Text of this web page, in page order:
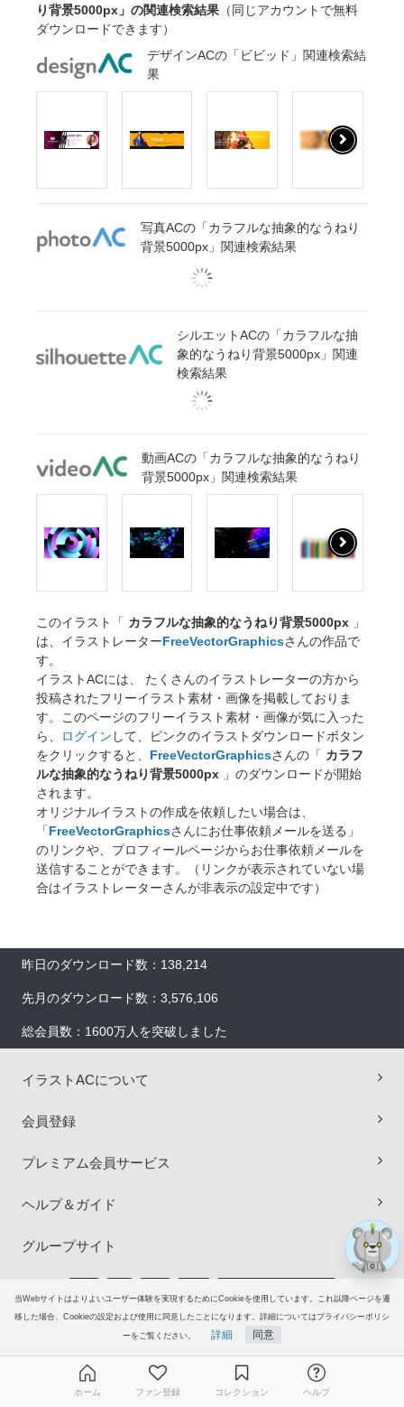
当Webサイトはよりよいユーザー体験を実現するためにCookieを使用しています。これ以降ページを遷
移した場合、Cookieの設定および使用に同意したことになります。詳細についてはプライバシーポリシ
ーをご覧ください。 詳細 同意
り背景5000px」の関連検索結果 （同じアカウントで無料
ダウンロードできます）
デザインACの「ビビッド」関連検索結
果
写真ACの「カラフルな抽象的なうねり
背景5000px」関連検索結果
シルエットACの「カラフルな抽
象的なうねり背景5000px」関連
検索結果
動画ACの「カラフルな抽象的なうねり
背景5000px」関連検索結果
このイラスト「 カラフルな抽象的なうねり背景5000px 」
は、イラストレーターFreeVectorGraphicsさんの作品で
す。
イラストACには、 たくさんのイラストレーターの方から
投稿されたフリーイラスト素材・画像を掲載しておりま
す。このページのフリーイラスト素材・画像が気に入った
ら、
ログイン して、ピンクのイラストダウンロードボタン
をクリックすると、 FreeVectorGraphicsさんの「 カラフ
ルな抽象的なうねり背景5000px 」のダウンロードが開始
されます。
オリジナルイラストの作成を依頼したい場合は、
「FreeVectorGraphicsさんにお仕事依頼メールを送る」
のリンクや、プロフィールページからお仕事依頼メールを
送信することができます。（リンクが表示されていない場
合はイラストレーターさんが非表示の設定中です）
昨日のダウンロード数：138,214
先月のダウンロード数：3,576,106
総会員数：1600万人を突破しました
イラストACについて
会員登録
プレミアム会員サービス
ヘルプ＆ガイド
グループサイト
ご意見・ご要望
© 2006-2026 イラストAC
ホーム ファン登録 コレクション ヘルプ